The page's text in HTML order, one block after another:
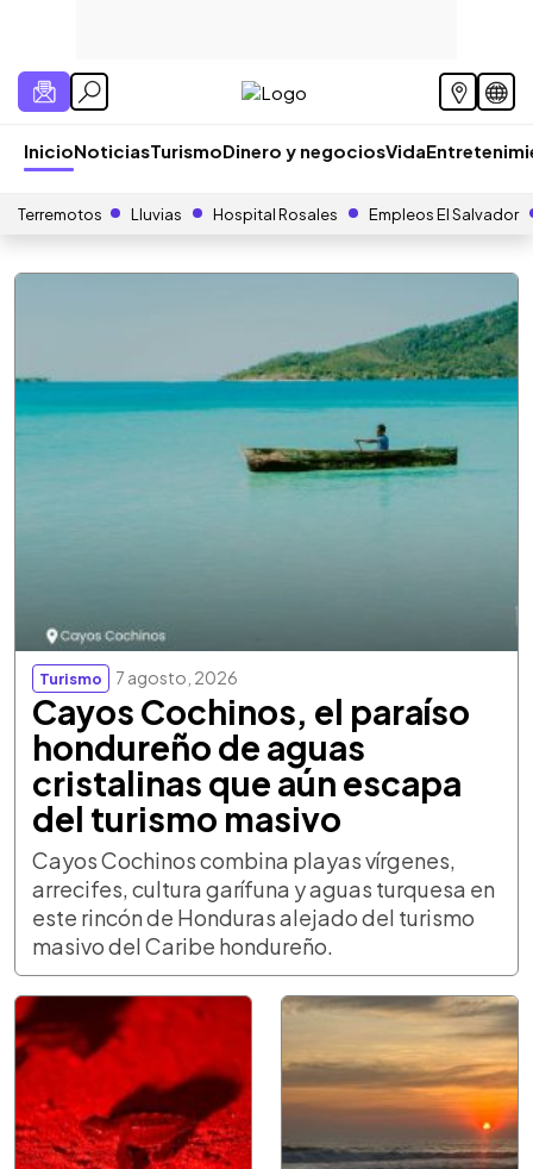
InicioNoticiasTurismoDinero y negociosVida
Terremotos Lluvias Hospital Rosales Empleos El Salvador
Turismo 7 agosto, 2026
Cayos Cochinos, el paraíso
hondureño de aguas
cristalinas que aún escapa
del turismo masivo
Cayos Cochinos combina playas vírgenes,
arrecifes, cultura garífuna y aguas turquesa en
este rincón de Honduras alejado del turismo
masivo del Caribe hondureño.